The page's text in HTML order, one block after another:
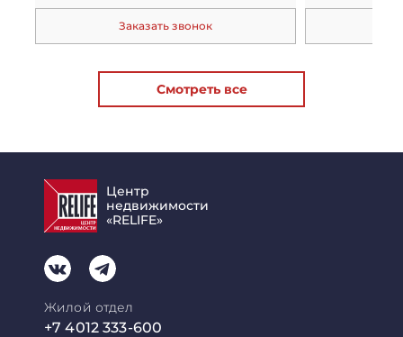
Заказать звонок
Смотреть все
Центр
недвижимости
«RELIFE»
Жилой отдел
+7 4012 333-600